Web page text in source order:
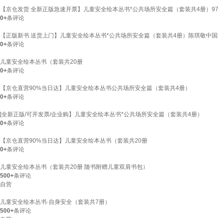
【京仓发货 全新正版急速开票】儿童安全绘本丛书*公共场所安全篇（套装共4册）
0+条评论
【正版新书 送货上门】儿童安全绘本丛书*公共场所安全篇（套装共4册）陈琪敬中
0+条评论
儿童安全绘本丛书（套装共20册
0+条评论
【京仓直营90%当日达】儿童安全绘本丛书公共场所安全篇（套装共4册）
0+条评论
[全新正版/可开发票/企业购】儿童安全绘本丛书*公共场所安全篇（套装共4册）
0+条评论
【京仓直营90%当日达】儿童安全绘本丛书（套装共20册
0+条评论
儿童安全绘本丛书（套装共20册 随书附赠儿童双肩书包）
500+条评论
自营
儿童安全绘本丛书·自身安全（套装共7册）
500+条评论